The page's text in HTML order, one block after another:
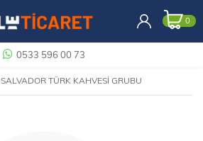
0
0533 596 00 73
SALVADOR TÜRK KAHVESİ GRUBU